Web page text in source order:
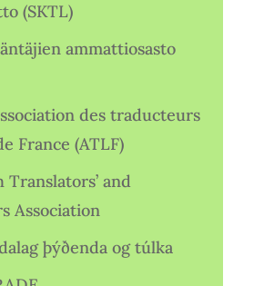
(SKTL)
ammattiosasto
des traducteurs
France (ATLF)
and
Association
þýðenda og túlka